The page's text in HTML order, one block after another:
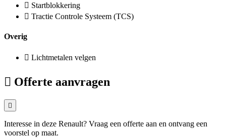
Startblokkering
Tractie Controle Systeem (TCS)
Overig
Lichtmetalen velgen
Offerte aanvragen
Interesse in deze Renault? Vraag een offerte aan en ontvang een
voorstel op maat.